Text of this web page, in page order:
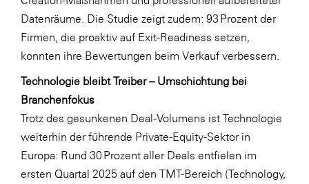
Datenräume. Die Studie zeigt zudem: 93 Prozent der
Firmen, die proaktiv auf Exit-Readiness setzen,
konnten ihre Bewertungen beim Verkauf verbessern.
Technologie bleibt Treiber – Umschichtung bei
Branchenfokus
Trotz des gesunkenen Deal-Volumens ist Technologie
weiterhin der führende Private-Equity-Sektor in
Europa: Rund 30 Prozent aller Deals entfielen im
ersten Quartal 2025 auf den TMT-Bereich (Technology,